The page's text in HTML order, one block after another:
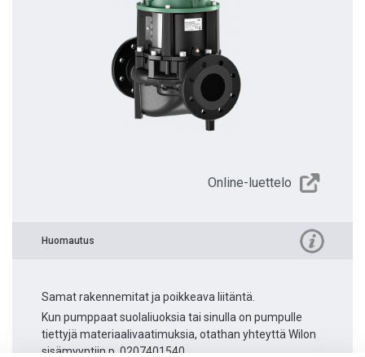
Online-luettelo
Huomautus
Samat rakennemitat ja poikkeava liitäntä.
Kun pumppaat suolaliuoksia tai sinulla on pumpulle
tiettyjä materiaalivaatimuksia, otathan yhteyttä Wilon
sisämyyntiin p. 0207401540.